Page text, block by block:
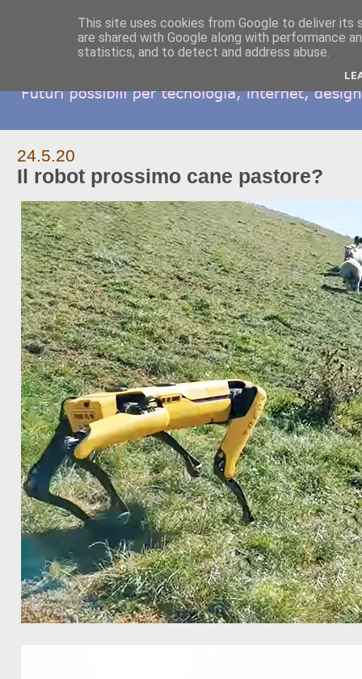
24.5.20
Il robot prossimo cane pastore?
This site uses cookies from Google to deliver its
are shared with Google along with performance
statistics, and to detect and address abuse.